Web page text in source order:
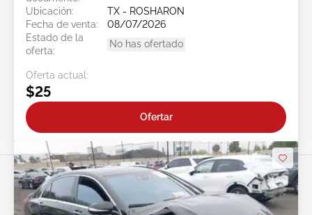
Ubicación:
TX - ROSHARON
Fecha de venta:
08/07/2026
Estado de la
oferta:
No has ofertado
Oferta actual:
$25
Ofertar